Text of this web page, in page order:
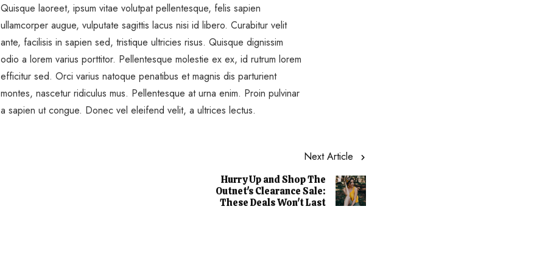
Quisque laoreet, ipsum vitae volutpat pellentesque, felis sapien
ullamcorper augue, vulputate sagittis lacus nisi id libero. Curabitur velit
ante, facilisis in sapien sed, tristique ultricies risus. Quisque dignissim
odio a lorem varius porttitor. Pellentesque molestie ex ex, id rutrum lorem
efficitur sed. Orci varius natoque penatibus et magnis dis parturient
montes, nascetur ridiculus mus. Pellentesque at urna enim. Proin pulvinar
a sapien ut congue. Donec vel eleifend velit, a ultrices lectus.
Next Article
Hurry Up and Shop The
Outnet's Clearance Sale:
These Deals Won't Last